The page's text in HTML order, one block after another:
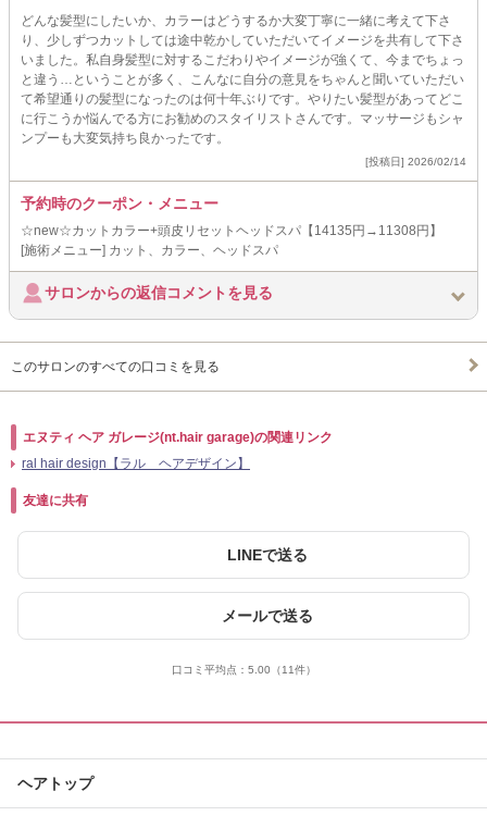
どんな髪型にしたいか、カラーはどうするか大変丁寧に一緒に考えて下さ
り、少しずつカットしては途中乾かしていただいてイメージを共有して下さ
いました。私自身髪型に対するこだわりやイメージが強くて、今までちょっ
と違う…ということが多く、こんなに自分の意見をちゃんと聞いていただい
て希望通りの髪型になったのは何十年ぶりです。やりたい髪型があってどこ
に行こうか悩んでる方にお勧めのスタイリストさんです。マッサージもシャ
ンプーも大変気持ち良かったです。
[投稿日] 2026/02/14
予約時のクーポン・メニュー
☆new☆カットカラー+頭皮リセットヘッドスパ【14135円→11308円】
[施術メニュー] カット、カラー、ヘッドスパ
サロンからの返信コメントを見る
このサロンのすべての口コミを見る
エヌティ ヘア ガレージ(nt.hair garage)の関連リンク
ral hair design【ラル ヘアデザイン】
友達に共有
LINEで送る
メールで送る
口コミ平均点： 5.00 （11件）
ヘアトップ